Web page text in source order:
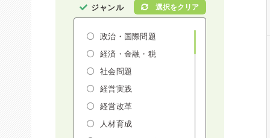
ジャンル
政治・国際問題
経済・金融・税
社会問題
経営実践
経営改革
人材育成